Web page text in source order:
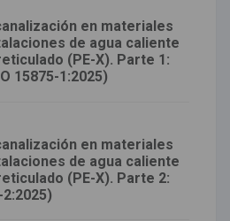
en materiales
de agua caliente
(PE-X). Parte 1:
15875-1:2025)
en materiales
de agua caliente
(PE-X). Parte 2: